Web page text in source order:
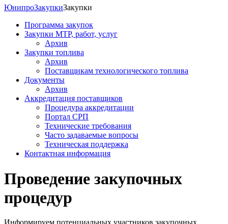
ЮнипроЗакупкиЗакупки
Программа закупок
Закупки МТР, работ, услуг
Архив
Закупки топлива
Архив
Поставщикам технологического топлива
Документы
Архив
Аккредитация поставщиков
Процедура аккредитации
Портал СРП
Технические требования
Часто задаваемые вопросы
Техническая поддержка
Контактная информация
Проведение закупочных
процедур
Информируем потенциальных участников закупочных